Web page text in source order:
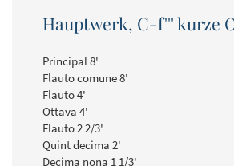
Hauptwerk, C-f''' kurze
Principal 8'
Flauto comune 8'
Flauto 4'
Ottava 4'
Flauto 2 2/3'
Quint decima 2'
Decima nona 1 1/3'